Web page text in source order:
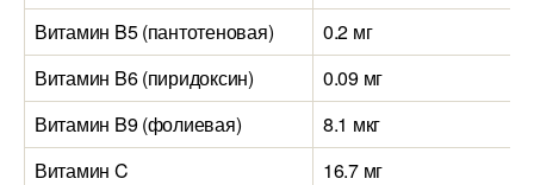
Витамин B5 (пантотеновая)
0.2 мг
Витамин B6 (пиридоксин)
0.09 мг
Витамин B9 (фолиевая)
8.1 мкг
Витамин C
16.7 мг